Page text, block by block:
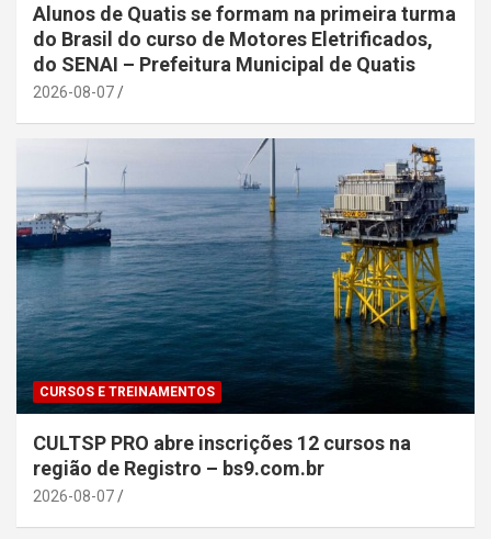
Alunos de Quatis se formam na primeira turma
do Brasil do curso de Motores Eletrificados,
do SENAI – Prefeitura Municipal de Quatis
2026-08-07
CURSOS E TREINAMENTOS
CULTSP PRO abre inscrições 12 cursos na
região de Registro – bs9.com.br
2026-08-07